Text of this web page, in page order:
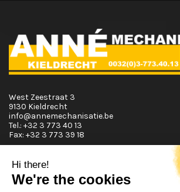
West Zeestraat 3
9130 Kieldrecht
info@annemechanisatie.be
Tel.: +32 3 773 40 13
Fax: +32 3 773 39 18